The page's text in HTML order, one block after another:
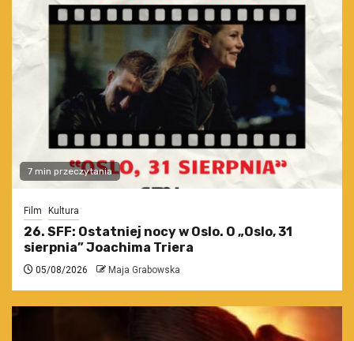
7 min przeczytania
Film Kultura
26. SFF: Ostatniej nocy w Oslo. O „Oslo, 31
sierpnia” Joachima Triera
05/08/2026 Maja Grabowska